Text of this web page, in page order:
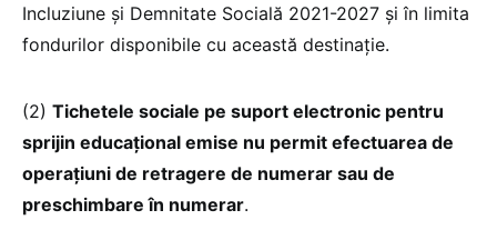
Incluziune și Demnitate Socială 2021-2027 şi în limita
fondurilor disponibile cu această destinaţie.
(2) Tichetele sociale pe suport electronic pentru
sprijin educațional emise nu permit efectuarea de
operațiuni de retragere de numerar sau de
preschimbare în numerar.